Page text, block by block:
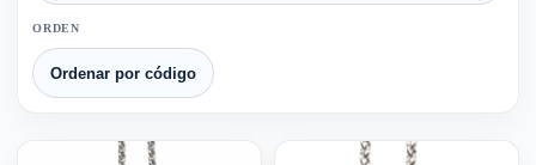
ORDEN